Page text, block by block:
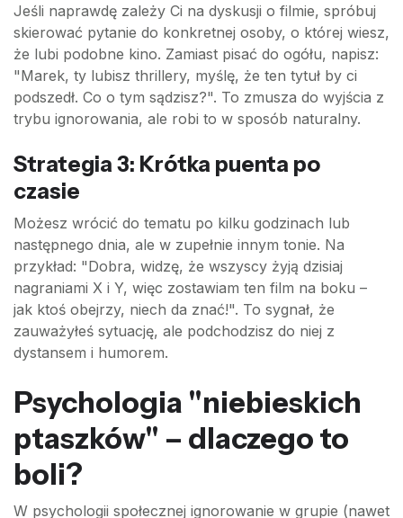
Jeśli naprawdę zależy Ci na dyskusji o filmie, spróbuj
skierować pytanie do konkretnej osoby, o której wiesz,
że lubi podobne kino. Zamiast pisać do ogółu, napisz:
"Marek, ty lubisz thrillery, myślę, że ten tytuł by ci
podszedł. Co o tym sądzisz?". To zmusza do wyjścia z
trybu ignorowania, ale robi to w sposób naturalny.
Strategia 3: Krótka puenta po
czasie
Możesz wrócić do tematu po kilku godzinach lub
następnego dnia, ale w zupełnie innym tonie. Na
przykład: "Dobra, widzę, że wszyscy żyją dzisiaj
nagraniami X i Y, więc zostawiam ten film na boku –
jak ktoś obejrzy, niech da znać!". To sygnał, że
zauważyłeś sytuację, ale podchodzisz do niej z
dystansem i humorem.
Psychologia "niebieskich
ptaszków" – dlaczego to
boli?
W psychologii społecznej ignorowanie w grupie (nawet